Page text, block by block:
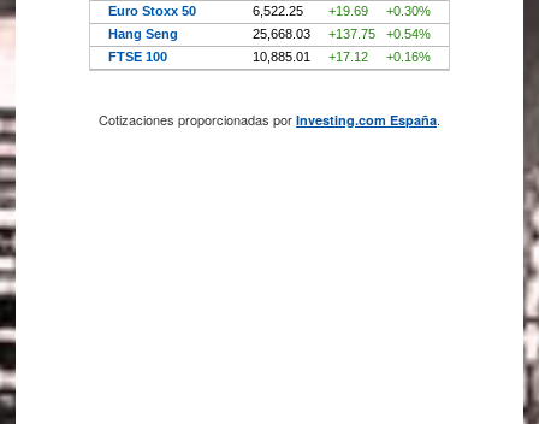
Cotizaciones proporcionadas por Investing.com España.